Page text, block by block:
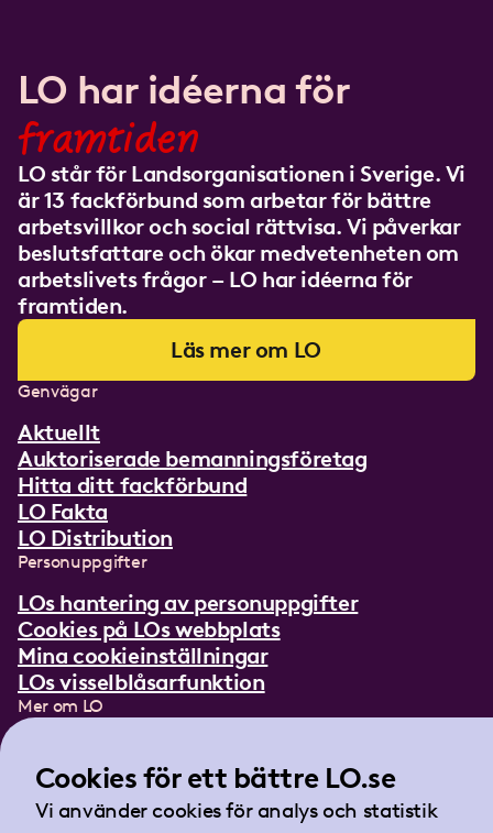
LO har idéerna för
framtiden
LO står för Landsorganisationen i Sverige. Vi
är 13 fackförbund som arbetar för bättre
arbetsvillkor och social rättvisa. Vi påverkar
beslutsfattare och ökar medvetenheten om
arbetslivets frågor – LO har idéerna för
framtiden.
Läs mer om LO
Genvägar
Aktuellt
Auktoriserade bemanningsföretag
Hitta ditt fackförbund
LO Fakta
LO Distribution
Personuppgifter
LOs hantering av personuppgifter
Cookies på LOs webbplats
Mina cookieinställningar
LOs visselblåsarfunktion
Mer om LO
Lättläst om LO
Teckenspråksfilm
Tidningen Arbetet
Cookies för ett bättre LO.se
Vi använder cookies för analys och statistik